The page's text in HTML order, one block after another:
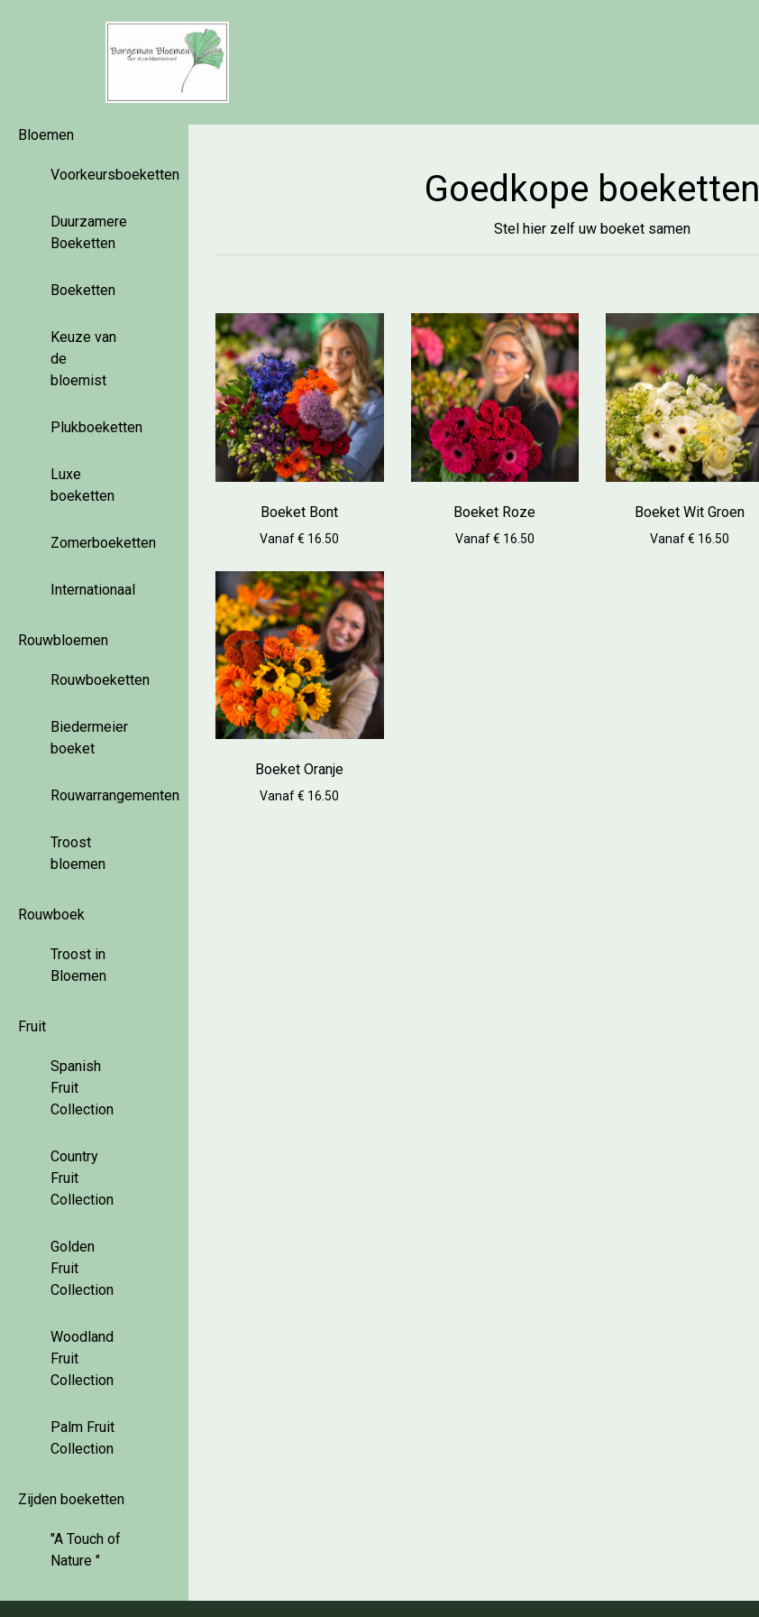
Bloemen
Voorkeursboeketten
Duurzamere
Boeketten
Boeketten
Keuze van
de
bloemist
Plukboeketten
Luxe
boeketten
Zomerboeketten
Internationaal
Rouwbloemen
Rouwboeketten
Biedermeier
boeket
Rouwarrangementen
Troost
bloemen
Rouwboek
Troost in
Bloemen
Fruit
Spanish
Fruit
Collection
Country
Fruit
Collection
Golden
Fruit
Collection
Woodland
Fruit
Collection
Palm Fruit
Collection
Zijden boeketten
"A Touch of
Nature "
Goedkope boeketten
Stel hier zelf uw boeket samen
Boeket Bont
Vanaf € 16.50
Boeket Roze
Vanaf € 16.50
Boeket Wit Groen
Vanaf € 16.50
Boeket Oranje
Vanaf € 16.50